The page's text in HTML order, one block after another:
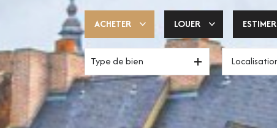
ACHETER
Trouver ma pépite
LOUER
Votre espace pro
ESTIMER
Type de bien